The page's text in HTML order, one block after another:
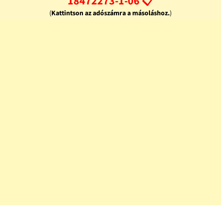
(Kattintson az adószámra a másoláshoz.)